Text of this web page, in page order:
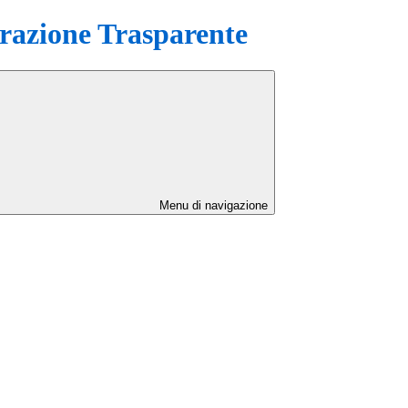
Trasparente
Menu di navigazione